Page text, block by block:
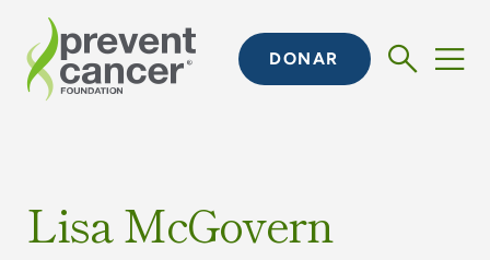
DONAR
Lisa McGovern